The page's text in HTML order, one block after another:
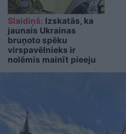
Slaidiņš: Izskatās, ka
jaunais Ukrainas
bruņoto spēku
virspavēlnieks ir
nolēmis mainīt pieeju